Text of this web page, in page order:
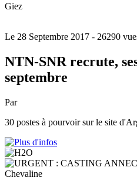
Giez
Le 28 Septembre 2017 - 26290
NTN-SNR recrute,
septembre
Par
30 postes à pourvoir sur le site
Chevaline